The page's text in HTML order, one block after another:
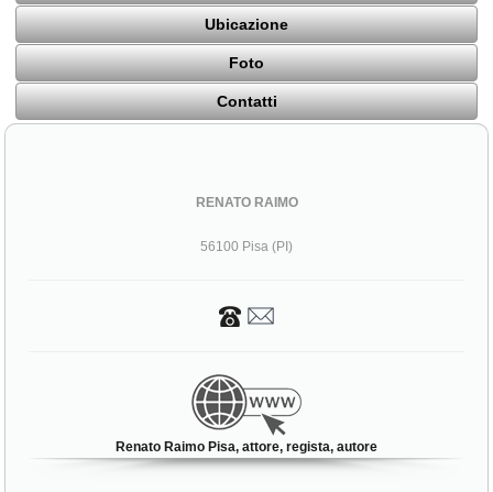
Ubicazione
Foto
Contatti
RENATO RAIMO
56100 Pisa (PI)
Renato Raimo Pisa, attore, regista, autore